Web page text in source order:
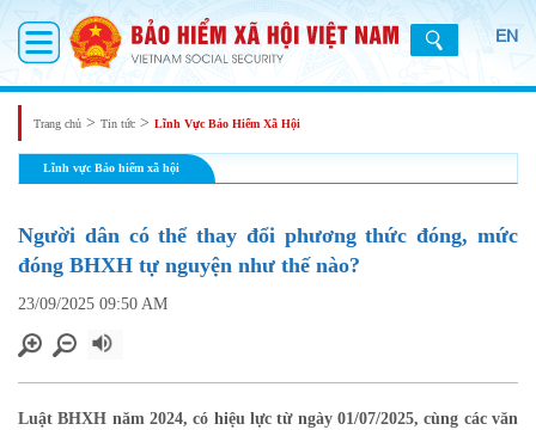
EN
Trang chủ > Tin tức > Lĩnh Vực Bảo Hiểm Xã Hội
Lĩnh vực Bảo hiểm xã hội
Người dân có thể thay đổi phương thức đóng, mức
đóng BHXH tự nguyện như thế nào?
23/09/2025 09:50 AM
Luật BHXH năm 2024, có hiệu lực từ ngày 01/07/2025, cùng các văn